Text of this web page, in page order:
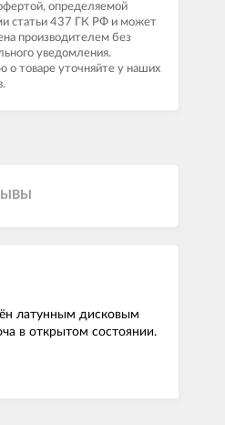
определяемой
статьи 437 ГК РФ и может
производителем без
уведомления.
о товаре уточняйте у наших
латунным дисковым
в открытом состоянии.